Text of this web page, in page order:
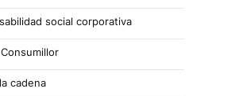
social corporativa
cadena